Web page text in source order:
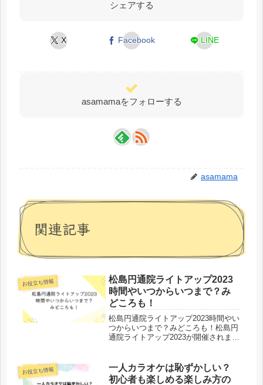
シェアする
X Facebook LINE
asamamaをフォローする
asamama
関連記事
お役立ち情報
松島円通院ライトアップ2023
時間やいつからいつまで？み
どころも！
松島円通院ライトアップ2023時間やい
つからいつまで？みどころも！松島円
通院ライトアップ2023が開催されま
が無く、そのライトアップやっている
事すら知りませんでした。ある時...
お役立ち情報
一人カラオケは恥ずかしい？
初心者も楽しめる楽しみ方の